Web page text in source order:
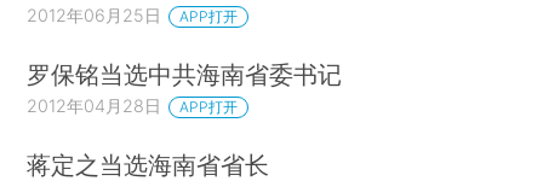
2012年06月25日 APP打开
罗保铭当选中共海南省委书记
2012年04月28日 APP打开
蒋定之当选海南省省长